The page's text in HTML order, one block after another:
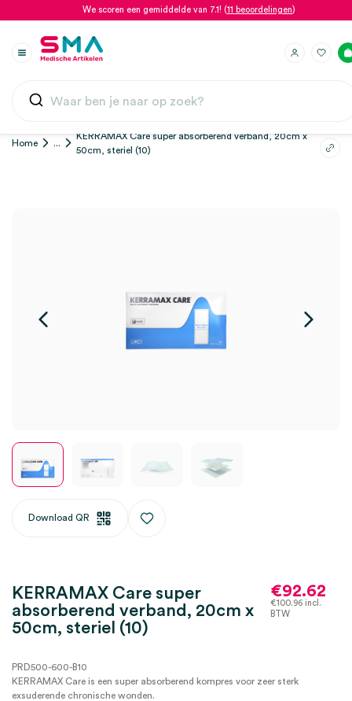
We scoren een gemiddelde van 7.1! (11 beoordelingen)
Home ...
KERRAMAX Care super absorberend verband, 20cm x
50cm, steriel (10)
Download QR
KERRAMAX Care super
absorberend verband, 20cm x
50cm, steriel (10)
€92.62
€100.96 incl.
BTW
PRD500-600-B10
KERRAMAX Care is een super absorberend kompres voor zeer sterk
exsuderende chronische wonden.